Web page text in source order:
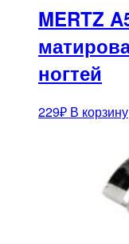
MERTZ
ногтей
229₽ В корзину